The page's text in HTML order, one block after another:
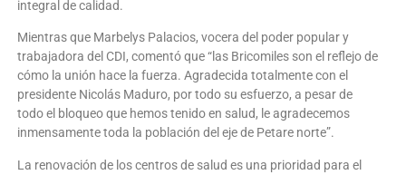
integral de calidad.
Mientras que Marbelys Palacios, vocera del poder popular y
trabajadora del CDI, comentó que “las Bricomiles son el reflejo de
cómo la unión hace la fuerza. Agradecida totalmente con el
presidente Nicolás Maduro, por todo su esfuerzo, a pesar de
todo el bloqueo que hemos tenido en salud, le agradecemos
inmensamente toda la población del eje de Petare norte”.
La renovación de los centros de salud es una prioridad para el